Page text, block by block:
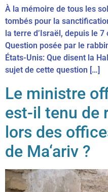
À la mémoire de tous les
tombés pour la
la terre d’Israël, depuis le
Question posée par le
États-Unis: Que disent la
sujet de cette question […]
Le ministre
est-il tenu de
lors des
de Ma‘ariv ?